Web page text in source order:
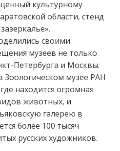
культурному
области, стенд
своими
музеев не только
Петербурга и Москвы.
Зоологическом музее РАН
находится огромная
животных, и
галерею в
более 100 тысяч
русских художников.